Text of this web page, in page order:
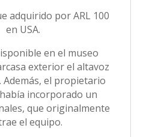
adquirido por ARL 100
en USA.
en el museo
exterior el altavoz
Además, el propietario
incorporado un
que originalmente
el equipo.